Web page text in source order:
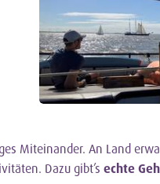
Miteinander. An Land
Dazu gibt’s echte